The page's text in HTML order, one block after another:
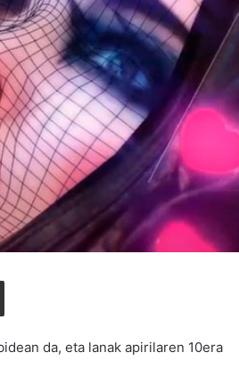
da, eta lanak apirilaren 10era